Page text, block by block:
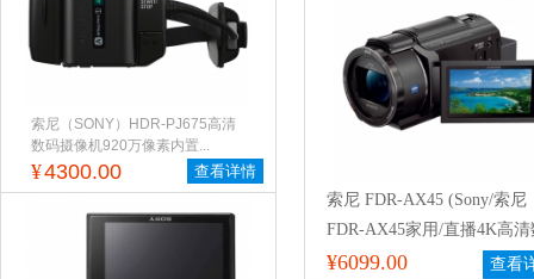
索尼（SONY）HDR-PJ675高清
数码摄像机920万像素内置...
¥4300.00 查看详情
索尼 FDR-AX45 (Sony/索尼
FDR-AX45家用/直播4K高清
摄像机 /DV/摄影机/录像机
¥6099.00 查看